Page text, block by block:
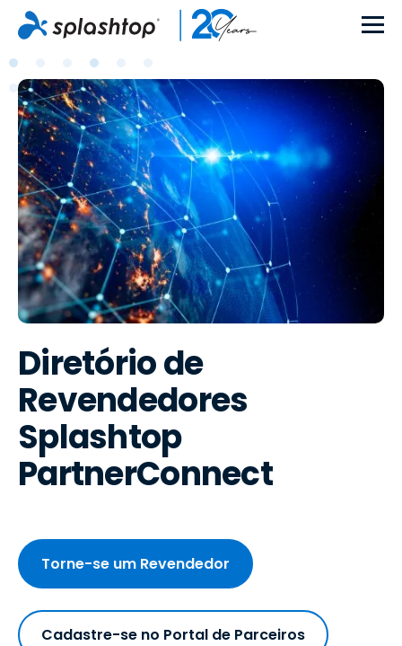
Diretório de
Revendedores
Splashtop
PartnerConnect
Torne-se um Revendedor
Cadastre-se no Portal de Parceiros